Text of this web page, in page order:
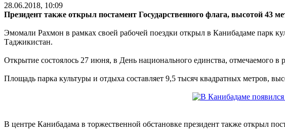
28.06.2018, 10:09
Президент также открыл постамент Государственного флага, высотой 43
Эмомали Рахмон в рамках своей рабочей поездки открыл в Канибадаме парк
Таджикистан.
Открытие состоялось 27 июня, в День национального единства, отмечаемого в
Площадь парка культуры и отдыха составляет 9,5 тысяч квадратных метров,
В центре Канибадама в торжественной обстановке президент также открыл